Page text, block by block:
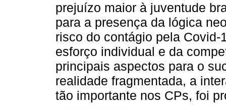
prejuízo maior à juventude
para a presença da lógica
risco do contágio pela
esforço individual e da
principais aspectos para o
realidade fragmentada, a
tão importante nos CPs, foi